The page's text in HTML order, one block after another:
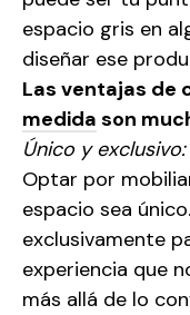
espacio gris en
diseñar ese
Las ventajas de
medida son
Único y exclusivo:
Optar por
espacio sea
exclusivamente
experiencia que
más allá de lo